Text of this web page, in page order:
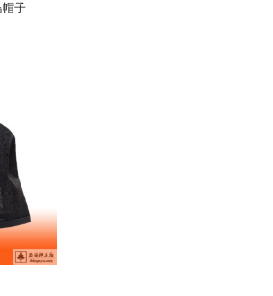
新着情報
会社概要
帽子